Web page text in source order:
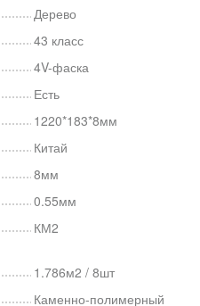
Дерево
43 класс
4V-фаска
Есть
1220*183*8мм
Китай
8мм
0.55мм
КМ2
1.786м2 / 8шт
Каменно-полимерный